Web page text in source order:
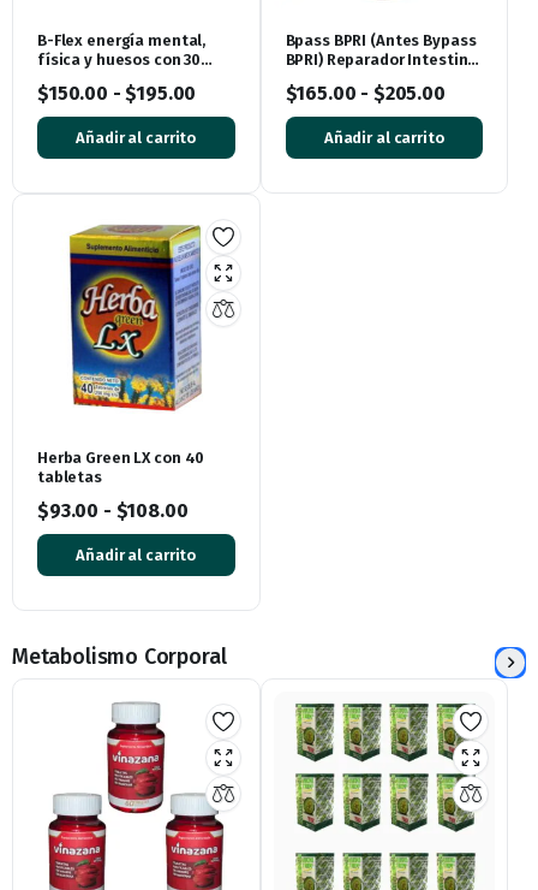
B-Flex energía mental,
física y huesos con 30
$150.00 -$195.00
Añadir al carrito
Bpass BPRI (Antes Bypass
BPRI) Reparador Intestinal
Cápsulas
$165.00 - $205.00
Añadir al carrito
Herba Green LX con 40
tabletas
$93.00 - $108.00
Añadir al carrito
Metabolismo Corporal